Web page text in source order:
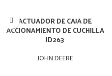
ACTUADOR DE CAJA DE
ACCIONAMIENTO DE CUCHILLA
JD263
JOHN DEERE